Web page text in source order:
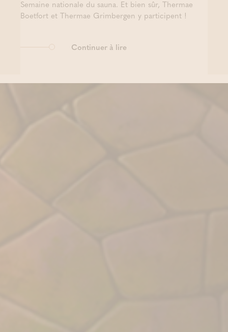
Semaine nationale du sauna. Et bien sûr, Thermae
Boetfort et Thermae Grimbergen y participent !
Continuer à lire